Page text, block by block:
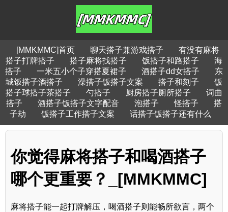
[MMKMMC]首页 聊天搭子兼游戏搭子
有没有麻将
搭子打牌搭子
搭子麻将找搭子 饭搭子和路搭子
海
搭子
一米五小个子穿搭夏裙子 酒搭子dd女搭子
东
城饭搭子酒搭子
澡搭子饭搭子文案 搭子和刻子
饭
搭子球搭子茶搭子
勺搭子 厨房搭子厕所搭子
词曲
搭子
酒搭子饭搭子文字配音 泡搭子 怪搭子
搭
子劫
饭搭子工作搭子文案 话搭子饭搭子还有什么
你觉得麻将搭子和喝酒搭子
哪个更重要？_[MMKMMC]
麻将搭子能一起打牌解压，喝酒搭子则能畅所欲言，两个